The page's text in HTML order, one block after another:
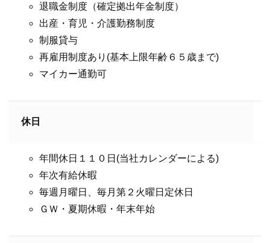
退職金制度（確定拠出年金制度）
出産・育児・介護勤務制度
制服貸与
再雇用制度あり(基本上限年齢６５歳まで)
マイカー通勤可
休日
年間休日１１０日(当社カレンダーによる)
年次有給休暇
毎週月曜日、毎月第２火曜日定休日
ＧＷ・夏期休暇・年末年始